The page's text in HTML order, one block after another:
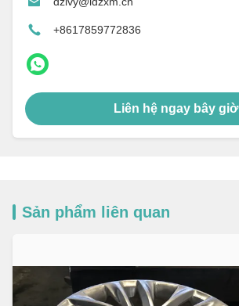
+8617859772836
Liên hệ ngay bây giờ
Sản phẩm liên quan